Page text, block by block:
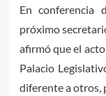
En conferencia
próximo
afirmó que el
Palacio
diferente a otros,